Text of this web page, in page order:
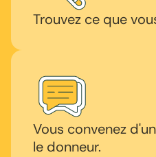
Trouvez ce que
Vous convenez
le donneur.